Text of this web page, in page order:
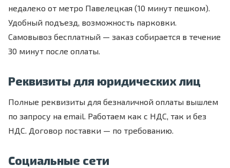
недалеко от метро Павелецкая (10 минут пешком).
Удобный подъезд, возможность парковки.
Самовывоз бесплатный — заказ собирается в течение
30 минут после оплаты.
Реквизиты для юридических лиц
Полные реквизиты для безналичной оплаты вышлем
по запросу на email. Работаем как с НДС, так и без
НДС. Договор поставки — по требованию.
Социальные сети